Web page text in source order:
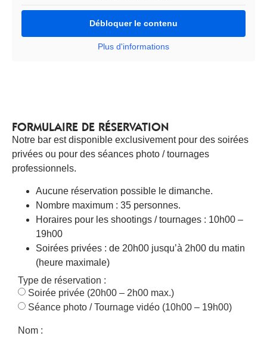
Débloquer le contenu
Plus d'informations
FORMULAIRE DE RÉSERVATION
Notre bar est disponible exclusivement pour des soirées
privées ou pour des séances photo / tournages
professionnels.
Aucune réservation possible le dimanche.
Nombre maximum : 35 personnes.
Horaires pour les shootings / tournages : 10h00 –
19h00
Soirées privées : de 20h00 jusqu’à 2h00 du matin
(heure maximale)
Type de réservation :
Soirée privée (20h00 – 2h00 max.)
Séance photo / Tournage vidéo (10h00 – 19h00)
Nom :